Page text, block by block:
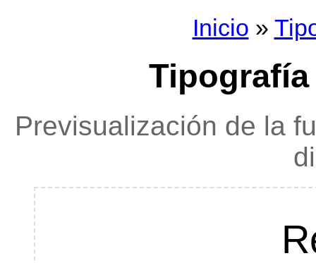
Inicio »
Previsualización de la